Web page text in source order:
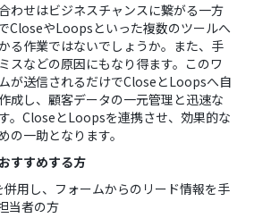
わせはビジネスチャンスに繋がる一方
CloseやLoopsといった複数のツールへ
る作業ではないでしょうか。また、手
スなどの原因にもなり得ます。このワ
が送信されるだけでCloseとLoopsへ自
成し、顧客データの一元管理と迅速な
。CloseとLoopsを連携させ、効果的な
の一助となります。
すすめする方
用し、フォームからのリード情報を手
当者の方